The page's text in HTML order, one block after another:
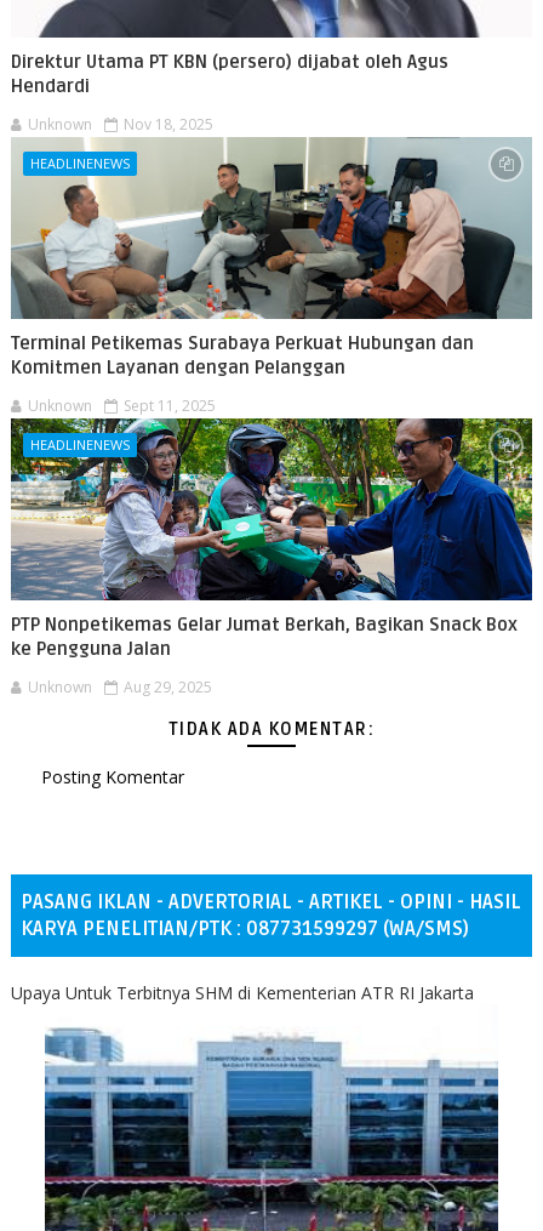
Direktur Utama PT KBN (persero) dijabat oleh Agus
Hendardi
Unknown Nov 18, 2025
HEADLINENEWS
Terminal Petikemas Surabaya Perkuat Hubungan dan
Komitmen Layanan dengan Pelanggan
Unknown Sept 11, 2025
HEADLINENEWS
PTP Nonpetikemas Gelar Jumat Berkah, Bagikan Snack Box
ke Pengguna Jalan
Unknown Aug 29, 2025
TIDAK ADA KOMENTAR:
Posting Komentar
PASANG IKLAN - ADVERTORIAL - ARTIKEL - OPINI - HASIL
KARYA PENELITIAN/PTK : 087731599297 (WA/SMS)
Upaya Untuk Terbitnya SHM di Kementerian ATR RI Jakarta